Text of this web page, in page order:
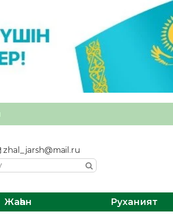
zhal_jarsh@mail.ru
Жаһан Руханият